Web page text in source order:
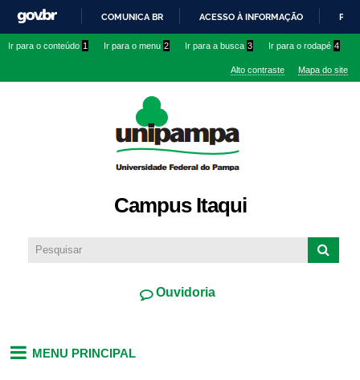
conteúdo
IR
O
COMUNICA BR ACESSO À INFORMAÇÃO
Ir para o conteúdo 1 Ir para o menu 2 Ir para a busca 3 Ir para o rodapé 4
Alto contraste Mapa do site
Campus Itaqui
Ouvidoria
MENU PRINCIPAL